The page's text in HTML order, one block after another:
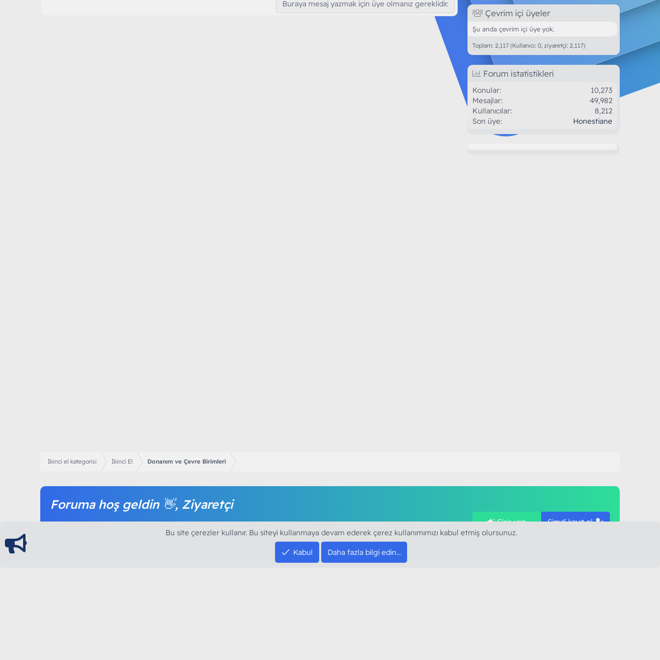
Buraya mesaj yazmak için üye olmanız gereklidir.
Çevrim içi üyeler
Şu anda çevrim içi üye yok.
Toplam: 2,117 (Kullanıcı: 0, ziyaretçi: 2,117)
Forum istatistikleri
Konular
10,273
Mesajlar
49,982
Kullanıcılar
8,212
Son üye
Honestiane
İkinci el kategorisi İkinci El Donanım ve Çevre Birimleri
Foruma hoş geldin 👋, Ziyaretçi
Giriş yap Şimdi kayıt ol
Bu site çerezler kullanır. Bu siteyi kullanmaya devam ederek çerez kullanımımızı kabul etmiş olursunuz.
Kabul Daha fazla bilgi edin…